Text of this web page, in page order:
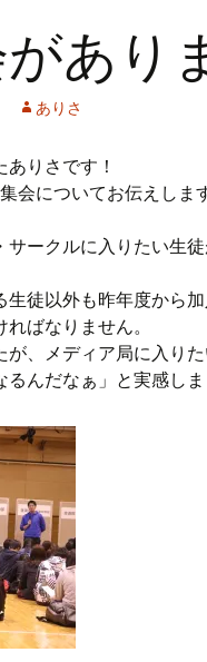
あり
ありさ
りさです！
会についてお伝えしま
ークルに入りたい生
生徒以外も昨年度から
ばなりません。
、メディア局に入りた
んだなぁ」と実感しま